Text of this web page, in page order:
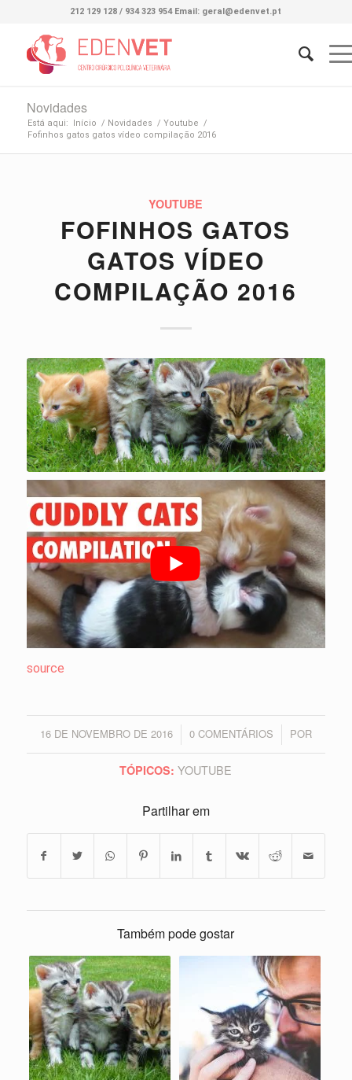
212 129 128 / 934 323 954 Email: geral@edenvet.pt
Novidades
Está aqui: Início / Novidades / Youtube /
Fofinhos gatos gatos vídeo compilação 2016
YOUTUBE
FOFINHOS GATOS
GATOS VÍDEO
COMPILAÇÃO 2016
source
16 DE NOVEMBRO DE 2016
/ 0 COMENTÁRIOS
/ POR
TÓPICOS: YOUTUBE
Partilhar em
Também pode gostar